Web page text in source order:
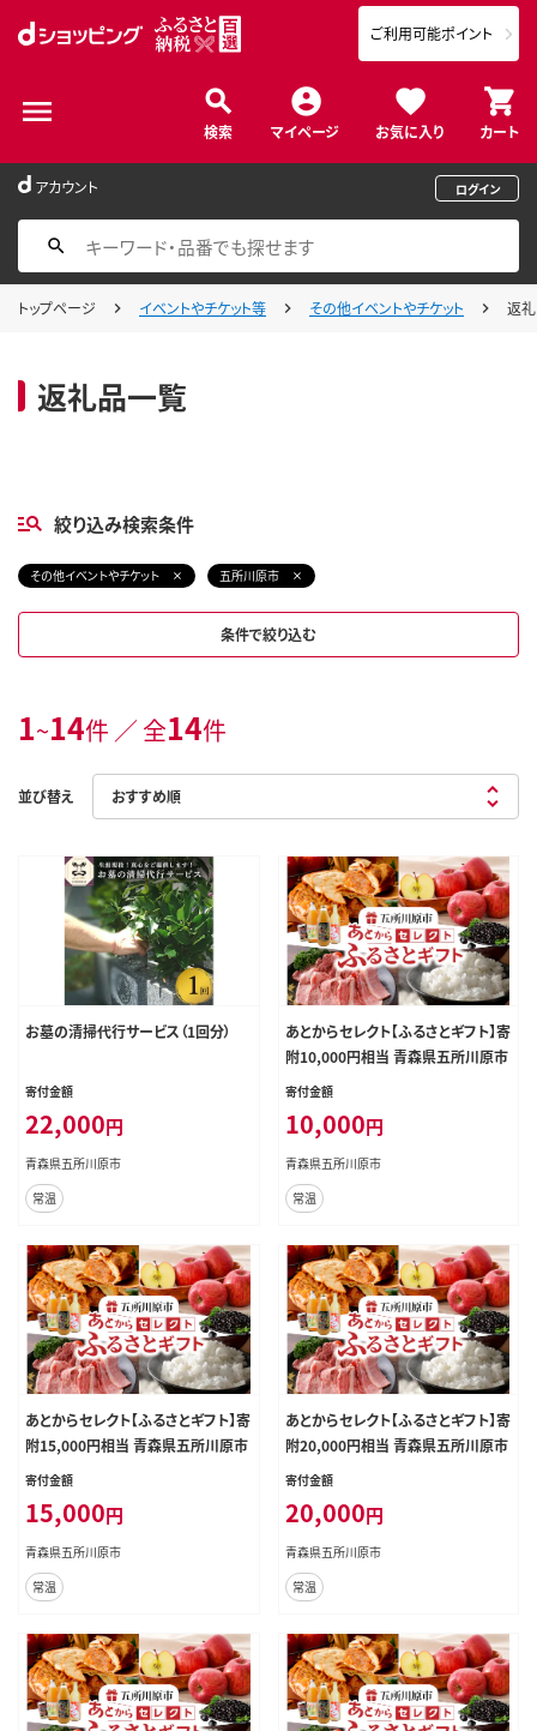
検索 マイページ お気に入り カート
ご利用可能ポイント
アカウント ログイン
トップページ イベントやチケット等 その他イベントやチケット 返
返礼品一覧
絞り込み検索条件
その他イベントやチケット 五所川原市
条件で絞り込む
1~14件 ／ 全14件
並び替え
お墓の清掃代行サービス（1回分）
寄付金額
22,000円
青森県五所川原市
常温
あとからセレクト【ふるさとギフト】寄
附10,000円相当 青森県五所川原市
寄付金額
10,000円
青森県五所川原市
常温
あとからセレクト【ふるさとギフト】寄
附15,000円相当 青森県五所川原市
寄付金額
15,000円
青森県五所川原市
常温
あとからセレクト【ふるさとギフト】寄
附20,000円相当 青森県五所川原市
寄付金額
20,000円
青森県五所川原市
常温